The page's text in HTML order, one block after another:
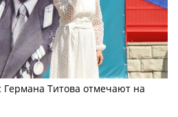
Германа Титова отмечают на